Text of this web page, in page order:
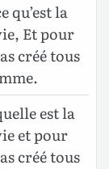
qu’est la
Et pour
créé tous
est la
et pour
créé tous